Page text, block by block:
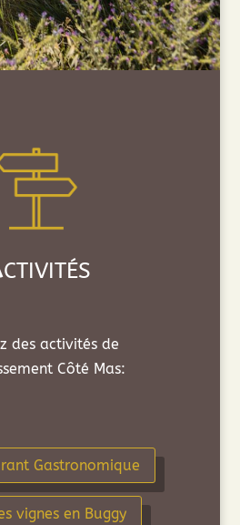
des activités de
Côté Mas:
Gastronomique
vignes en Buggy